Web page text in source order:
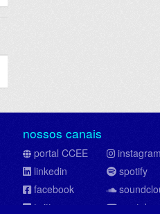
nossos canais
portal CCEE
linkedin
facebook
twitter
instagram
spotify
youtube